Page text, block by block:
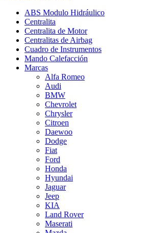
ABS Modulo Hidráulico
Centralita
Centralita de Motor
Centralitas de Airbag
Cuadro de Instrumentos
Mando Calefacción
Marcas
Alfa Romeo
Audi
BMW
Chevrolet
Chrysler
Citroen
Daewoo
Dodge
Fiat
Ford
Honda
Hyundai
Jaguar
Jeep
KIA
Land Rover
Maserati